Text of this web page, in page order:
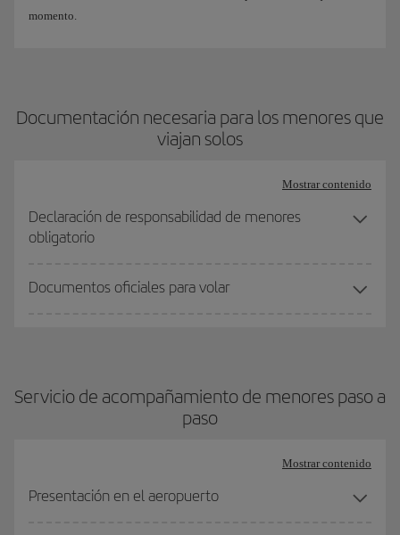
momento.
Documentación necesaria para los menores que
viajan solos
Mostrar contenido
Declaración de responsabilidad de menores
obligatorio
Documentos oficiales para volar
Servicio de acompañamiento de menores paso a
paso
Mostrar contenido
Presentación en el aeropuerto